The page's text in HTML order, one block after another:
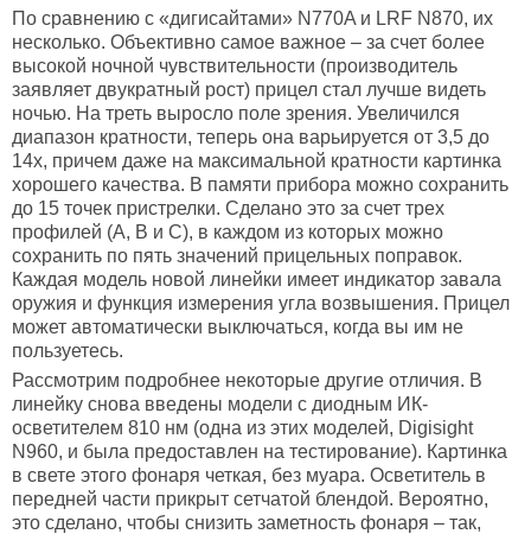
По сравнению с «дигисайтами» N770A и LRF N870, их
несколько. Объективно самое важное – за счет более
высокой ночной чувствительности (производитель
заявляет двукратный рост) прицел стал лучше видеть
ночью. На треть выросло поле зрения. Увеличился
диапазон кратности, теперь она варьируется от 3,5 до
14х, причем даже на максимальной кратности картинка
хорошего качества. В памяти прибора можно сохранить
до 15 точек пристрелки. Сделано это за счет трех
профилей (A, B и C), в каждом из которых можно
сохранить по пять значений прицельных поправок.
Каждая модель новой линейки имеет индикатор завала
оружия и функция измерения угла возвышения. Прицел
может автоматически выключаться, когда вы им не
пользуетесь.
Рассмотрим подробнее некоторые другие отличия. В
линейку снова введены модели с диодным ИК-
осветителем 810 нм (одна из этих моделей, Digisight
N960, и была предоставлен на тестирование). Картинка
в свете этого фонаря четкая, без муара. Осветитель в
передней части прикрыт сетчатой блендой. Вероятно,
это сделано, чтобы снизить заметность фонаря – так,